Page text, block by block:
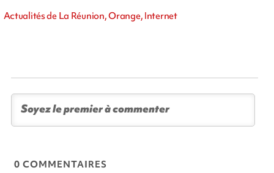
Actualités de La Réunion, Orange, Internet
0 COMMENTAIRES